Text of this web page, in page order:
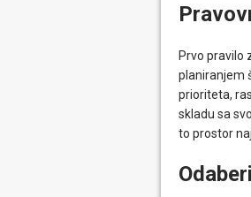
Prvo pravilo
planiranjem
prioriteta,
skladu sa
to prostor